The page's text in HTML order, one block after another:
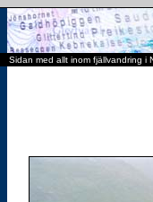
Sidan med allt inom fjällvandring i